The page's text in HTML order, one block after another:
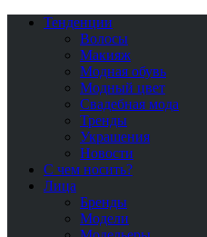
Тенденции
Волосы
Макияж
Модная обувь
Модный цвет
Свадебная мода
Тренды
Украшения
Новости
С чем носить?
Лица
Бренды
Модели